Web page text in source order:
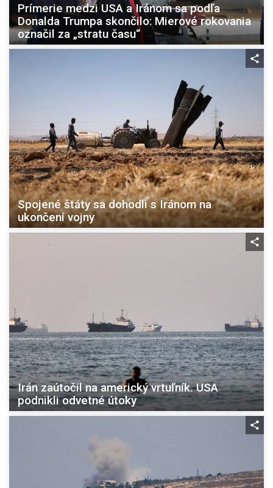
Prímerie medzi USA a Iránom sa podľa
Donalda Trumpa skončilo: Mierové rokovania
označil za „stratu času“
Spojené štáty sa dohodli s Iránom na
ukončení vojny
Irán zaútočil na americký vrtuľník. USA
podnikli odvetné útoky